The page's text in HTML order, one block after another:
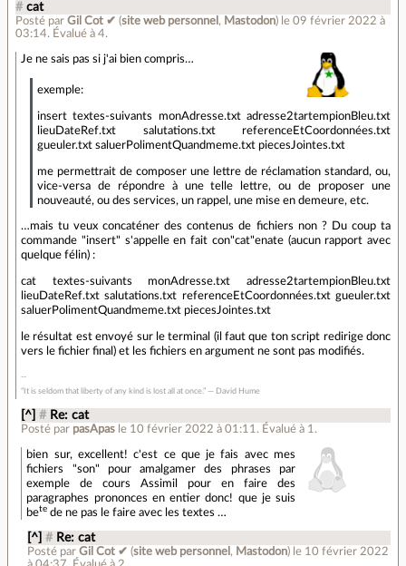
# cat
Posté par Gil Cot ✔ (site web personnel , Mastodon) le 09 février 2022 à
03:14. Évalué à 4.
Je ne sais pas si j'ai bien compris…
exemple:
insert textes-suivants monAdresse.txt adresse2tartempionBleu.txt
lieuDateRef.txt salutations.txt referenceEtCoordonnées.txt
gueuler.txt saluerPolimentQuandmeme.txt piecesJointes.txt
me permettrait de composer une lettre de réclamation standard, ou,
vice-versa de répondre à une telle lettre, ou de proposer une
nouveauté, ou des services, un rappel, une mise en demeure, etc.
…mais tu veux concaténer des contenus de fichiers non ? Du coup ta
commande "insert" s'appelle en fait con"cat"enate (aucun rapport avec
quelque félin) :
cat textes-suivants monAdresse.txt adresse2tartempionBleu.txt
lieuDateRef.txt salutations.txt referenceEtCoordonnées.txt gueuler.txt
saluerPolimentQuandmeme.txt piecesJointes.txt
le résultat est envoyé sur le terminal (il faut que ton script redirige donc
vers le fichier final) et les fichiers en argument ne sont pas modifiés.
“It is seldom that liberty of any kind is lost all at once.” ― David Hume
[^] # Re: cat
Posté par pasApas le 10 février 2022 à 01:11 . Évalué à 1 .
bien sur, excellent! c'est ce que je fais avec mes
fichiers "son" pour amalgamer des phrases par
exemple de cours Assimil pour en faire des
paragraphes prononces en entier donc! que je suis
bete de ne pas le faire avec les textes …
[^] # Re: cat
Posté par Gil Cot ✔ (site web personnel , Mastodon) le 10 février 2022